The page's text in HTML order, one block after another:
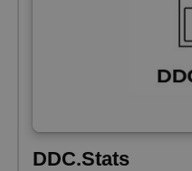
DDC.Stats